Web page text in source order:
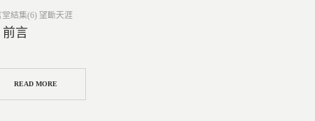
堂結集(6) 望斷天涯
言
READ MORE